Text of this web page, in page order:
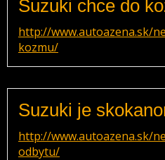
Suzuki chce do
http://www.autoazena.sk/
kozmu/
Suzuki je
http://www.autoazena.sk/
odbytu/